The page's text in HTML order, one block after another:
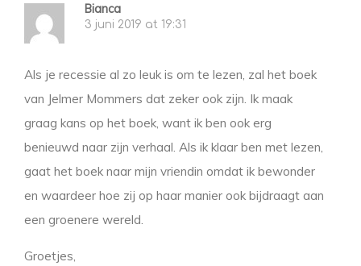
Bianca
3 juni 2019 at 19:31
Als je recessie al zo leuk is om te lezen, zal het boek
van Jelmer Mommers dat zeker ook zijn. Ik maak
graag kans op het boek, want ik ben ook erg
benieuwd naar zijn verhaal. Als ik klaar ben met lezen,
gaat het boek naar mijn vriendin omdat ik bewonder
en waardeer hoe zij op haar manier ook bijdraagt aan
een groenere wereld.
Groetjes,